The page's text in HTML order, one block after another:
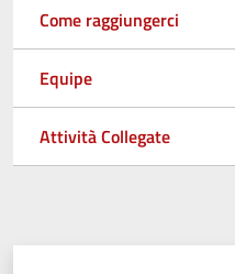
Come raggiungerci
Equipe
Attività Collegate